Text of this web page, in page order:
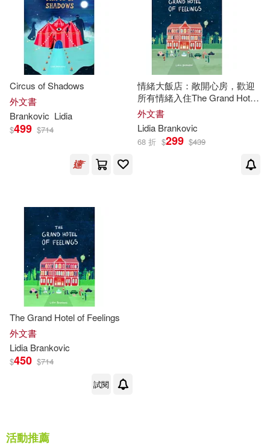
配送方式 (可複選)
可超商取貨(5) 可海外宅配(5)
可港澳店取(5)
可新加坡店取(5)
可菲律賓店取(5)
其他 (可複選)
現在可購買商品(3)
作者/演唱/譯/編/繪(4)
價格
範圍
-
Circus of Shadows
外文書
Brankovic Lidia
$499 $714
情緒大飯店：敞開心房，歡迎
所有情緒入住The Grand Hotel
of Feelings
外文書
Lidia Brankovic
68 折 $299 $439
The Grand Hotel of Feelings
外文書
Lidia Brankovic
$450 $714
試閱
活動推薦